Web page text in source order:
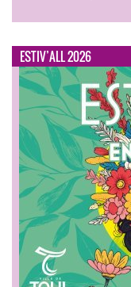
ESTIV’ALL 2026